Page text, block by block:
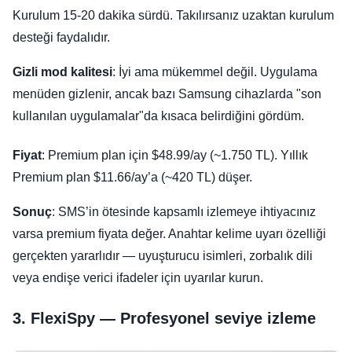
Kurulum 15-20 dakika sürdü. Takılırsanız uzaktan kurulum
desteği faydalıdır.
Gizli mod kalitesi: İyi ama mükemmel değil. Uygulama
menüden gizlenir, ancak bazı Samsung cihazlarda "son
kullanılan uygulamalar"da kısaca belirdiğini gördüm.
Fiyat: Premium plan için $48.99/ay (~1.750 TL). Yıllık
Premium plan $11.66/ay’a (~420 TL) düşer.
Sonuç: SMS’in ötesinde kapsamlı izlemeye ihtiyacınız
varsa premium fiyata değer. Anahtar kelime uyarı özelliği
gerçekten yararlıdır — uyuşturucu isimleri, zorbalık dili
veya endişe verici ifadeler için uyarılar kurun.
3. FlexiSpy — Profesyonel seviye izleme